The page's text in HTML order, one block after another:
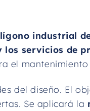
industrial
servicios de
el
del diseño. El
Se aplicará la